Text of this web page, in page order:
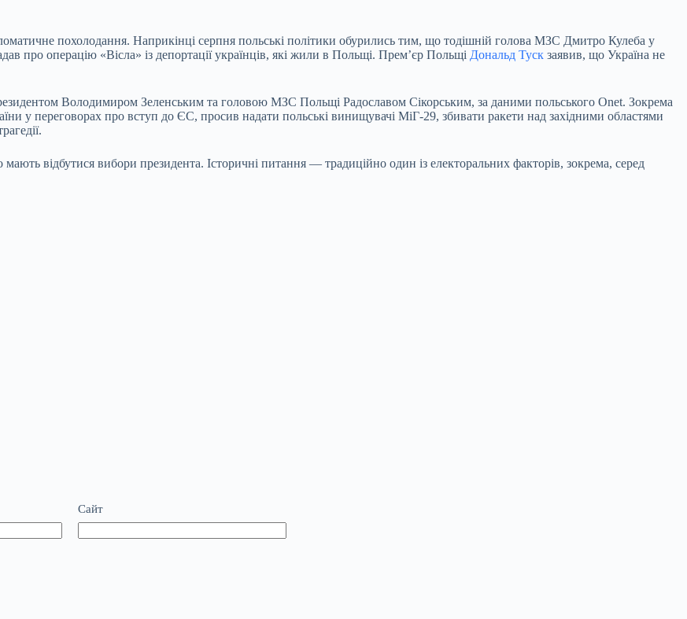
похолодання. Наприкінці серпня польські політики обурились тим, що тодішній голова МЗС Дмитро Кулеба у
про операцію «Вісла» із депортації українців, які жили в Польщі. Премʼєр Польщі Дональд Туск заявив, що Україна не
Володимиром Зеленським та головою МЗС Польщі Радославом Сікорським, за даними польського Onet. Зокрема
у переговорах про вступ до ЄС, просив надати польські винищувачі МіГ-29, збивати ракети над західними областями
відбутися вибори президента. Історичні питання — традиційно один із електоральних факторів, зокрема, серед
Сайт